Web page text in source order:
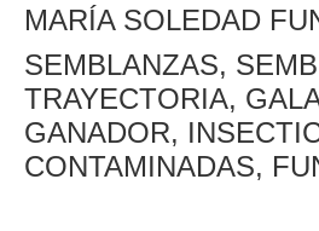
MARÍA SOLEDAD
SEMBLANZAS,
TRAYECTORIA,
GANADOR,
CONTAMINADAS,